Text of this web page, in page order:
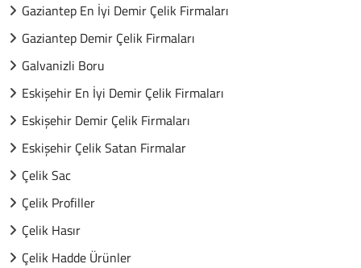
Gaziantep En İyi Demir Çelik Firmaları
Gaziantep Demir Çelik Firmaları
Galvanizli Boru
Eskişehir En İyi Demir Çelik Firmaları
Eskişehir Demir Çelik Firmaları
Eskişehir Çelik Satan Firmalar
Çelik Sac
Çelik Profiller
Çelik Hasır
Çelik Hadde Ürünler